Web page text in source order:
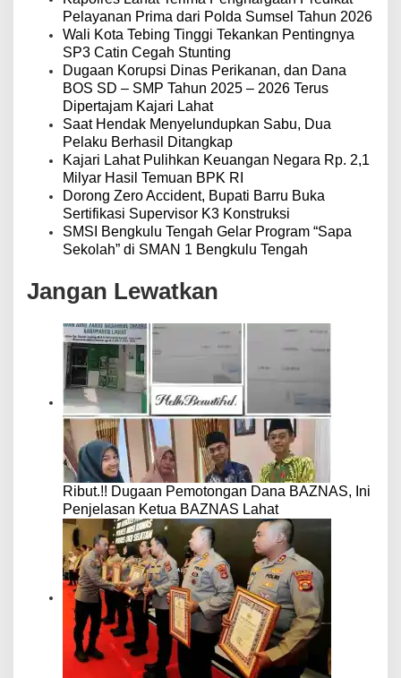
Pelayanan Prima dari Polda Sumsel Tahun 2026
Wali Kota Tebing Tinggi Tekankan Pentingnya
SP3 Catin Cegah Stunting
Dugaan Korupsi Dinas Perikanan, dan Dana
BOS SD – SMP Tahun 2025 – 2026 Terus
Dipertajam Kajari Lahat
Saat Hendak Menyelundupkan Sabu, Dua
Pelaku Berhasil Ditangkap
Kajari Lahat Pulihkan Keuangan Negara Rp. 2,1
Milyar Hasil Temuan BPK RI
Dorong Zero Accident, Bupati Barru Buka
Sertifikasi Supervisor K3 Konstruksi
SMSI Bengkulu Tengah Gelar Program “Sapa
Sekolah” di SMAN 1 Bengkulu Tengah
Jangan Lewatkan
Ribut.!! Dugaan Pemotongan Dana BAZNAS, Ini
Penjelasan Ketua BAZNAS Lahat